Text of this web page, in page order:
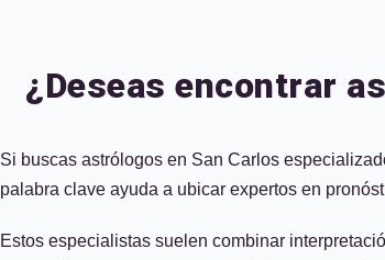
¿Deseas encontrar
Si buscas astrólogos en San Carlos
palabra clave ayuda a ubicar expertos en
Estos especialistas suelen combinar